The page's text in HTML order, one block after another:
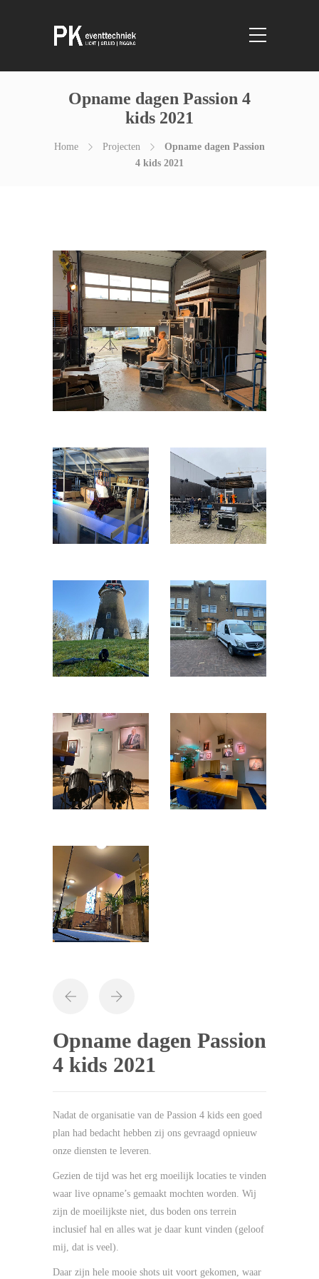
Opname dagen Passion 4
kids 2021
Home Projecten
Opname dagen Passion
4 kids 2021
Opname dagen Passion
4 kids 2021
Nadat de organisatie van de Passion 4 kids een goed
plan had bedacht hebben zij ons gevraagd opnieuw
onze diensten te leveren.
Gezien de tijd was het erg moeilijk locaties te vinden
waar live opname’s gemaakt mochten worden. Wij
zijn de moeilijkste niet, dus boden ons terrein
inclusief hal en alles wat je daar kunt vinden (geloof
mij, dat is veel).
Daar zijn hele mooie shots uit voort gekomen, waar